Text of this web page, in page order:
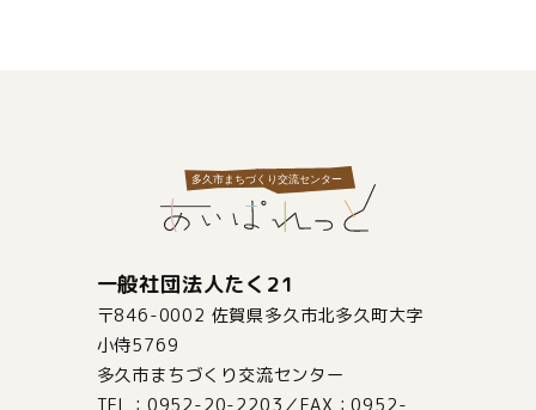
一般社団法人たく21
〒846-0002 佐賀県多久市北多久町大字
小侍5769
多久市まちづくり交流センター